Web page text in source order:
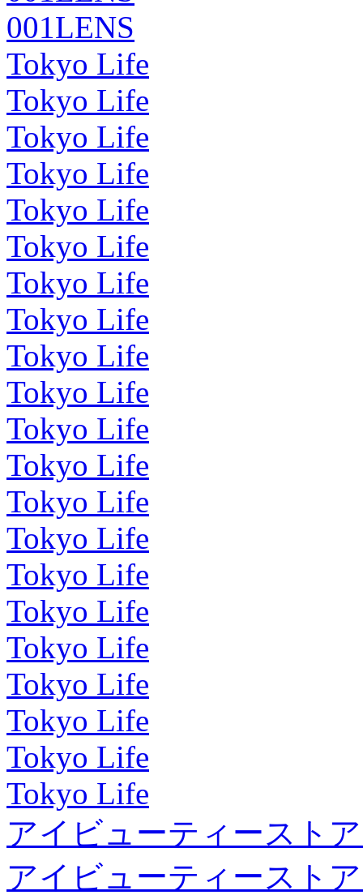
001LENS
Tokyo Life
Tokyo Life
Tokyo Life
Tokyo Life
Tokyo Life
Tokyo Life
Tokyo Life
Tokyo Life
Tokyo Life
Tokyo Life
Tokyo Life
Tokyo Life
Tokyo Life
Tokyo Life
Tokyo Life
Tokyo Life
Tokyo Life
Tokyo Life
Tokyo Life
Tokyo Life
Tokyo Life
アイビューティースト
アイビューティースト